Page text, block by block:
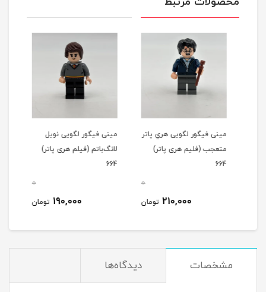
مینی فیگور لگویی هري پاتر
متعجب (فلیم هری پاتر)
664
0
210,000 تومان
مینی فیگور لگویی نویل
لانگ‌باتم (فیلم هری پاتر)
664
0
190,000 تومان
مشخصات دیدگاه‌ها